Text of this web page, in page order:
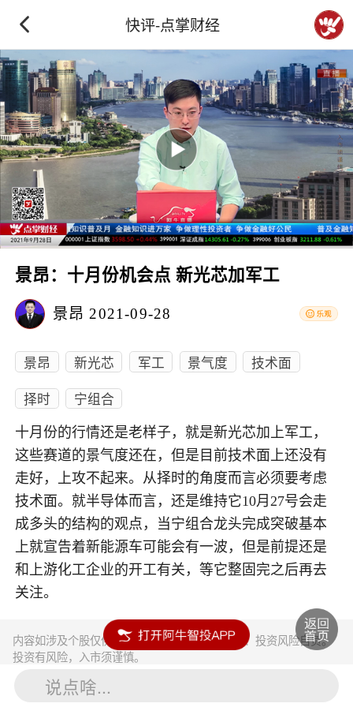
快评-点掌财经
景昂：十月份机会点 新光芯加军工
景昂 2021-09-28
景昂 新光芯 军工 景气度
技术面
择时
宁组合
十月份的行情还是老样子，就是新光芯加上军工，
这些赛道的景气度还在，但是目前技术面上还没有
走好，上攻不起来。从择时的角度而言必须要考虑
技术面。就半导体而言，还是维持它10月27号会走
成多头的结构的观点，当宁组合龙头完成突破基本
上就宣告着新能源车可能会有一波，但是前提还是
和上游化工企业的开工有关，等它整固完之后再去
关注。
内容如涉及个股仅供参考，不构成任何投资建议！投资风险自负。
投资有风险，入市须谨慎。
说点啥...